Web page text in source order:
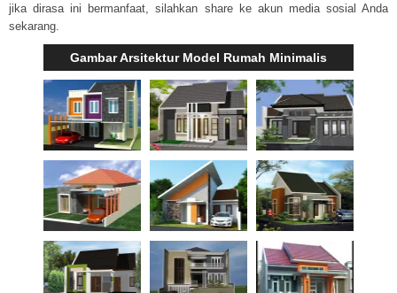
jika dirasa ini bermanfaat, silahkan share ke akun media sosial Anda
sekarang.
Gambar Arsitektur Model Rumah Minimalis